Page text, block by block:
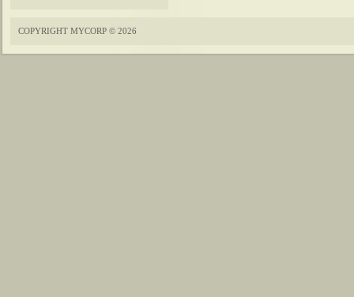
COPYRIGHT MYCORP © 2026